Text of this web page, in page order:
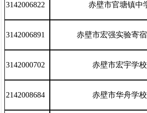
3142006822 赤壁市官塘镇中
3142006891 赤壁市宏强实验寄
3142000702 赤壁市宏宇学校
2142008684 赤壁市华舟学校